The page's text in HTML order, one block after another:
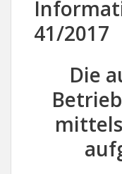
41/2017
Die